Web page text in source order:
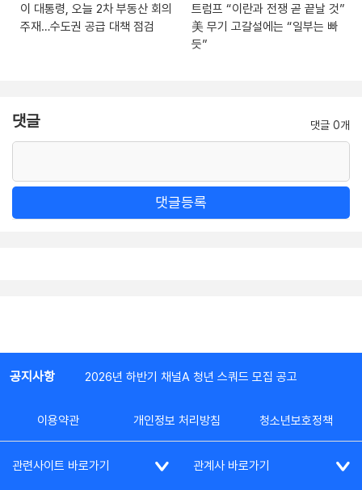
이 대통령, 오늘 2차 부동산 회의
주재…수도권 공급 대책 점검
트럼프 “이란과 전쟁 곧 끝날 것”
美 무기 고갈설에는 “일부는 빠
듯”
댓글 댓글 0개
댓글등록
공지사항 2026년 하반기 채널A 청년 스쿼드 모집 공고
이용약관 개인정보 처리방침 청소년보호정책
관련사이트 바로가기 관계사 바로가기